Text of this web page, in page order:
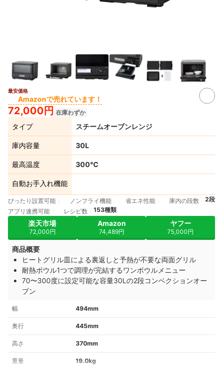
最安価格
Amazonで売れています！
72,000円 在庫わずか
タイプ スチームオーブンレンジ
庫内容量 30L
最高温度 300℃
自動お手入れ機能
ぴったり設置可能 ノンフライ機能 省エネ性能 庫内の段数
2段
アプリ連携可能
レシピ数 153種類
楽天市場
72,000円
Amazon
74,489円
ヤフー
75,000円
商品概要
ヒートグリル皿による裏返しと予熱が不要な両面グリル
耐熱ボウル1つで調理が完結するワンボウルメニュー
70〜300度に設定可能な容量30Lの2段コンベクションオー
ブン
幅 494mm
奥行 445mm
高さ 370mm
重量 19.0kg